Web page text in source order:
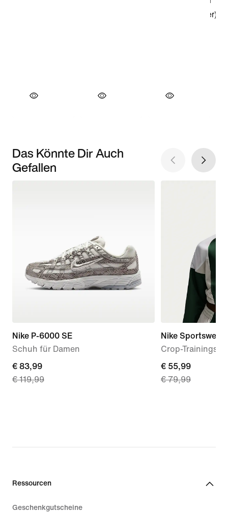
Das Könnte Dir Auch
Gefallen
Nike P-6000 SE
Schuh für Damen
current
price
€ 83,99
€ 119,99
Nike Sportswear
Crop-
current
price
€ 55,99
€ 79,99
Ressourcen
Geschenkgutscheine